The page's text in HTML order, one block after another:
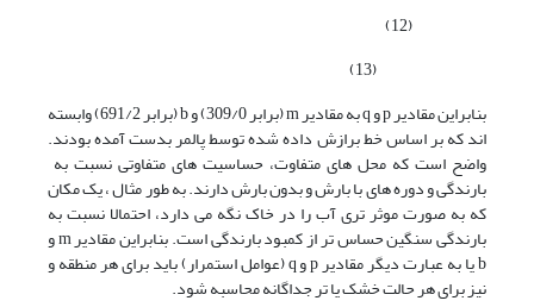
(12)
(13)
بنابراین مقادیر p و q به مقادیر m (برابر 309/0) و b (برابر 691/2) وابسته
اند که بر اساس خط برازش داده شده توسط پالمر بدست آمده بودند.
واضح است که محل های متفاوت، حساسیت های متفاوتی نسبت به
بارندگی و دوره های با بارش و بدون بارش دارند. به طور مثال ، یک مکان
که به صورت موثر تری آب را در خاک نگه می دارد، احتمالا نسبت به
بارندگی سنگین حساس تر از کمبود بارندگی است. بنابراین مقادیر m و
b یا به عبارت دیگر مقادیر p و q (عوامل استمرار) باید برای هر منطقه و
نیز برای هر حالت خشک یا تر جداگانه محاسبه شود.